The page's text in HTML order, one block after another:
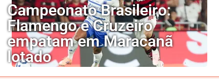
Campeonato Brasileiro:
Flamengo e Cruzeiro
empatam em Maracanã
lotado